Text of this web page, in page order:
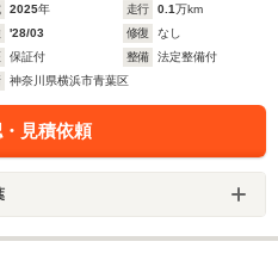
2025年 走行 0.1万km
'28/03 修復
なし
保証付 整備
法定整備付
神奈川県横浜市青葉区
見積依頼